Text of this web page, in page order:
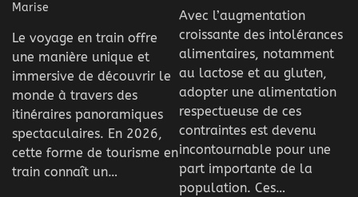
Marise
Le voyage en train offre
une manière unique et
immersive de découvrir le
monde à travers des
itinéraires panoramiques
spectaculaires. En 2026,
cette forme de tourisme en
train connaît un…
Avec l’augmentation
croissante des intolérances
alimentaires, notamment
au lactose et au gluten,
adopter une alimentation
respectueuse de ces
contraintes est devenu
incontournable pour une
part importante de la
population. Ces…